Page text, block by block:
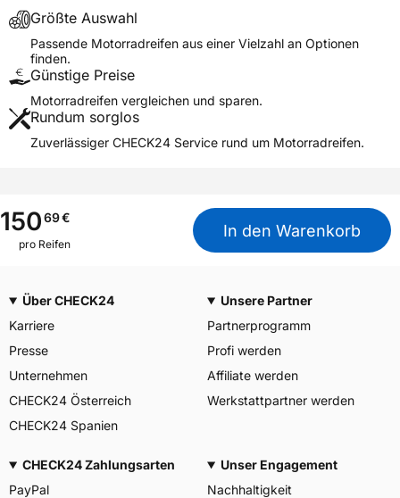
Verwendung
Modellname
ENDURO TRAIL+
Reifenposition
Motorradtyp
Enduro
Weitere Eigenschaften
M+S
Ja
Motorrad Kennzeichnung
M/C
Allgemeine Produktsicherheit (GPSR)
Herstellerkontakt
YOKOHAMA TWS
GERMANY GmbH, Erbach
Deutschland, info-de@mitas-
tires.com
Größte Auswahl
Passende Motorradreifen aus einer Vielzahl an Optionen
finden.
Günstige Preise
Motorradreifen vergleichen und sparen.
Rundum sorglos
Zuverlässiger CHECK24 Service rund um Motorradreifen.
15069€
pro Reifen
In den Warenkorb
Über CHECK24
Karriere
Presse
Unternehmen
CHECK24 Österreich
CHECK24 Spanien
Unsere Partner
Partnerprogramm
Profi werden
Affiliate werden
Werkstattpartner werden
CHECK24 Zahlungsarten
PayPal
Unser Engagement
Nachhaltigkeit